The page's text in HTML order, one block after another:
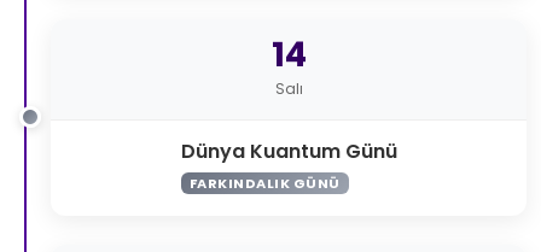
14
Salı
Dünya Kuantum Günü
FARKINDALIK GÜNÜ